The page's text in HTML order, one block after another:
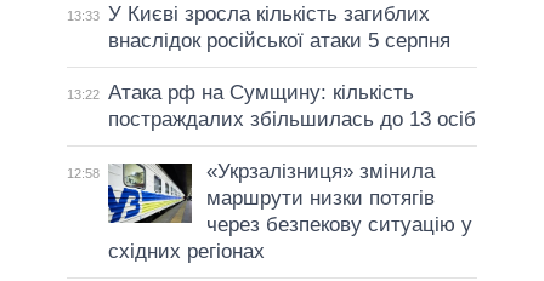
13:33 У Києві зросла кількість загиблих
внаслідок російської атаки 5 серпня
13:22 Атака рф на Сумщину: кількість
постраждалих збільшилась до 13 осіб
12:58
«Укрзалізниця» змінила
маршрути низки потягів
через безпекову ситуацію у
східних регіонах